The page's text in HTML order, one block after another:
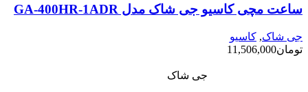
ساعت مچی کاسیو جی شاک مدل GA-400HR-1ADR
جی شاک, کاسیو
تومان11,506,000
جی شاک